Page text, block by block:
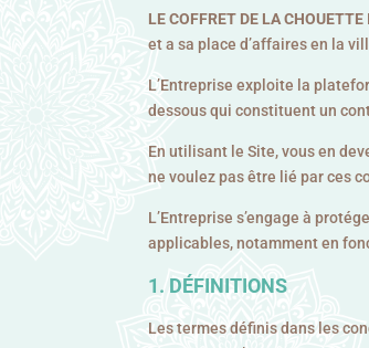
LE COFFRET DE LA CHOUETTE
et a sa place d’affaires en la
L’Entreprise exploite la
dessous qui constituent un
En utilisant le Site, vous en
ne voulez pas être lié par ces
L’Entreprise s’engage à
applicables, notamment en
DÉFINITIONS
Les termes définis dans les